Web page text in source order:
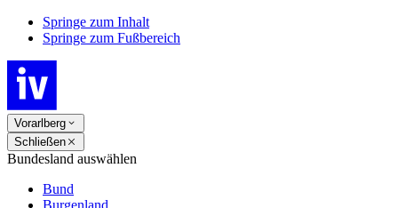
Springe zum Inhalt
Springe zum Fußbereich
Vorarlberg
Schließen
Bundesland auswählen
Bund
Burgenland